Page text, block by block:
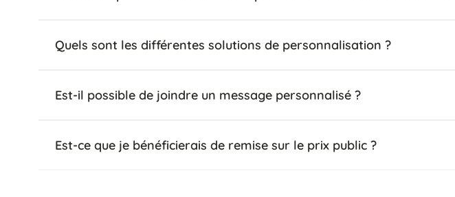
Quels sont les différentes solutions de personnalisation ?
Est-il possible de joindre un message personnalisé ?
Est-ce que je bénéficierais de remise sur le prix public ?